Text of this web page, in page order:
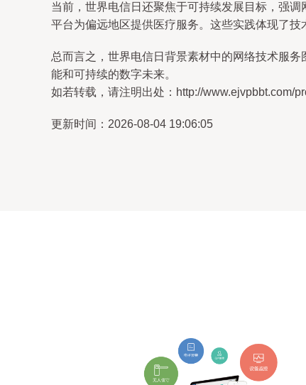
当前，世界电信日还聚焦于可持续发展目标，强
平台为偏远地区提供医疗服务。这些实践体现了技
总而言之，世界电信日背景素材中的网络技术服
能和可持续的数字未来。
如若转载，请注明出处：http://www.ejvpbbt.com/
更新时间：2026-08-04 19:06:05